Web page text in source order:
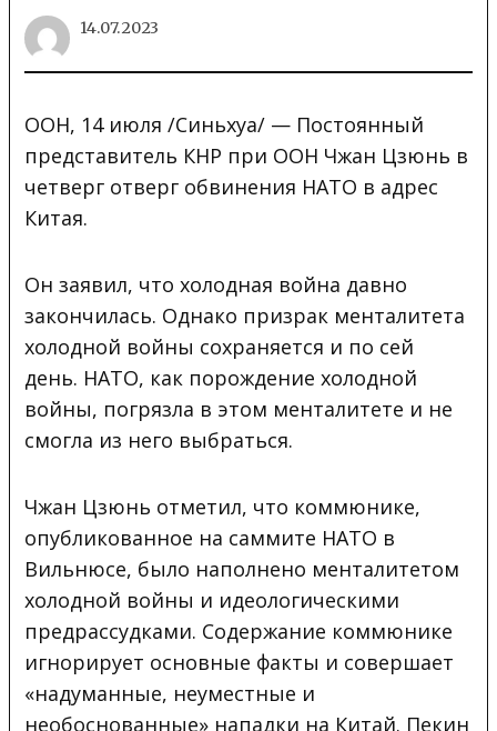
14.07.2023
ООН, 14 июля /Синьхуа/ — Постоянный
представитель КНР при ООН Чжан Цзюнь в
четверг отверг обвинения НАТО в адрес
Китая.
Он заявил, что холодная война давно
закончилась. Однако призрак менталитета
холодной войны сохраняется и по сей
день. НАТО, как порождение холодной
войны, погрязла в этом менталитете и не
смогла из него выбраться.
Чжан Цзюнь отметил, что коммюнике,
опубликованное на саммите НАТО в
Вильнюсе, было наполнено менталитетом
холодной войны и идеологическими
предрассудками. Содержание коммюнике
игнорирует основные факты и совершает
«надуманные, неуместные и
необоснованные» нападки на Китай. Пекин